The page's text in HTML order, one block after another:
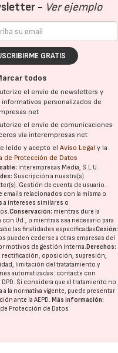
- Ver ejemplo
GRATIS
todos
el envío de newsletters y
informativos personalizados de
el envío de comunicaciones
vía interempresas.net
leído y acepto elAviso Legal y la
de Protección de Datos
Interempresas Media, S.L.U.
Suscripción a nuestra(s)
Gestión de cuenta de usuario.
emails relacionados con la misma o
a intereses similares o
Conservación: mientras dure la
con Ud., o mientras sea necesario para
cabo las finalidades especificadasCesión:
pueden cederse a otras empresas del
motivos de gestión interna. Derechos:
rectificación, oposición, supresión,
limitación del tratatamiento y
automatizadas: contacte con
. Si considera que el tratamiento no
a la normativa vigente, puede presentar
ante laAEPD. Más información:
Protección de Datos